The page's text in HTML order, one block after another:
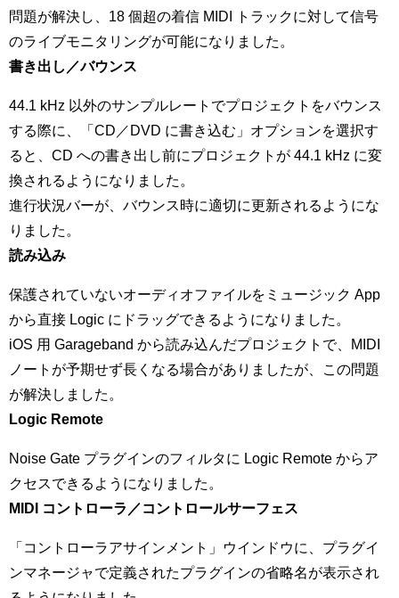
問題が解決し、18 個超の着信 MIDI トラックに対して信号
のライブモニタリングが可能になりました。
書き出し／バウンス
44.1 kHz 以外のサンプルレートでプロジェクトをバウンス
する際に、「CD／DVD に書き込む」オプションを選択す
ると、CD への書き出し前にプロジェクトが 44.1 kHz に変
換されるようになりました。
進行状況バーが、バウンス時に適切に更新されるようにな
りました。
読み込み
保護されていないオーディオファイルをミュージック App
から直接 Logic にドラッグできるようになりました。
iOS 用 Garageband から読み込んだプロジェクトで、MIDI
ノートが予期せず長くなる場合がありましたが、この問題
が解決しました。
Logic Remote
Noise Gate プラグインのフィルタに Logic Remote からア
クセスできるようになりました。
MIDI コントローラ／コントロールサーフェス
「コントローラアサインメント」ウインドウに、プラグイ
ンマネージャで定義されたプラグインの省略名が表示され